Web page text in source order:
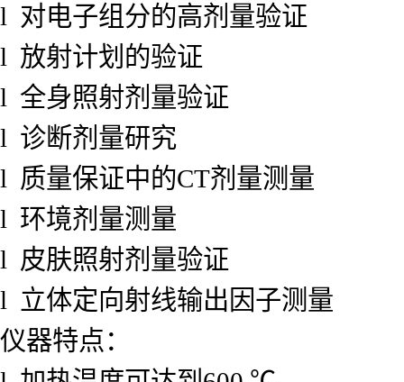
l 对电子组分的高剂量验证
l 放射计划的验证
l 全身照射剂量验证
l 诊断剂量研究
l 质量保证中的CT剂量测量
l 环境剂量测量
l 皮肤照射剂量验证
l 立体定向射线输出因子测量
仪器特点：